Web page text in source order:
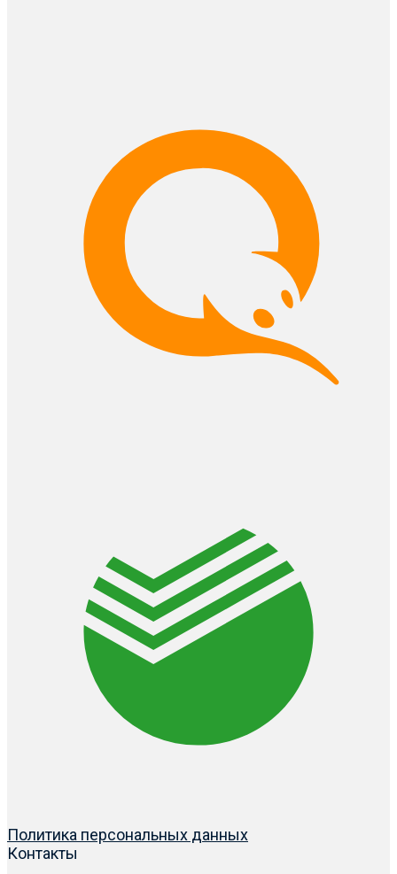
Политика персональных данных
Контакты